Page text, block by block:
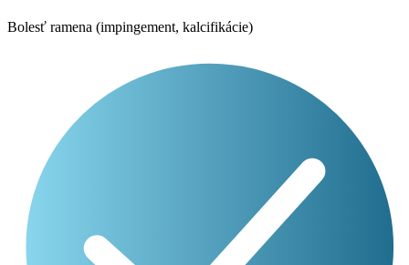
Bolesť ramena (impingement, kalcifikácie)